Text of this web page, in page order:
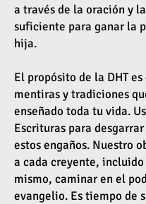
a través de la oración y
suficiente para ganar la
hija.
El propósito de la DHT
mentiras y tradiciones
enseñado toda tu vida.
Escrituras para
estos engaños. Nuestro
a cada creyente, incluido
mismo, caminar en el
evangelio. Es tiempo de